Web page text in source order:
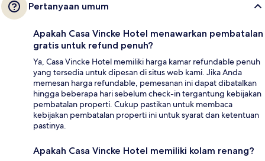
Pertanyaan umum
Apakah Casa Vincke Hotel menawarkan pembatalan
gratis untuk refund penuh?
Ya, Casa Vincke Hotel memiliki harga kamar refundable penuh
yang tersedia untuk dipesan di situs web kami. Jika Anda
memesan harga refundable, pemesanan ini dapat dibatalkan
hingga beberapa hari sebelum check-in tergantung kebijakan
pembatalan properti. Cukup pastikan untuk membaca
kebijakan pembatalan properti ini untuk syarat dan ketentuan
pastinya.
Apakah Casa Vincke Hotel memiliki kolam renang?